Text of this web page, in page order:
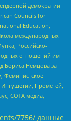
демократии
Councils for
Education,
международных
Российско-
отношений им
Бориса Немцова за
Феминистское
Прометей,
СОТА медиа,
7756/ данные